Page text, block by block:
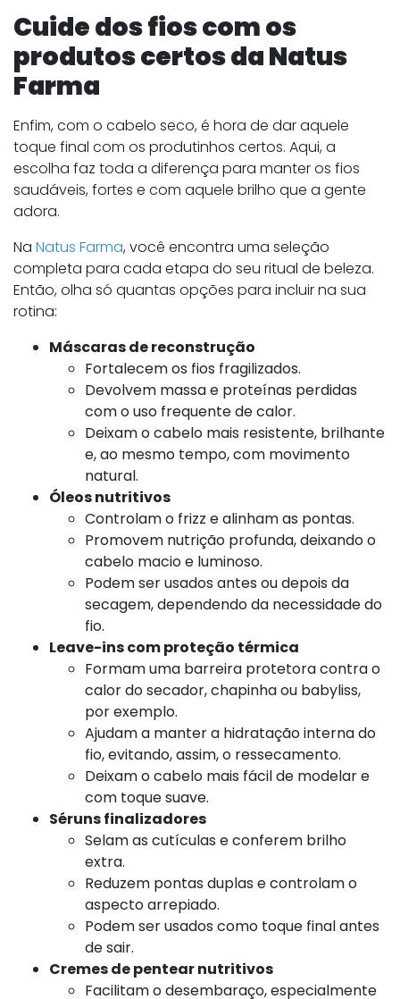
Cuide dos fios com os
produtos certos da Natus
Farma
Enfim, com o cabelo seco, é hora de dar aquele
toque final com os produtinhos certos. Aqui, a
escolha faz toda a diferença para manter os fios
saudáveis, fortes e com aquele brilho que a gente
adora.
Na Natus Farma, você encontra uma seleção
completa para cada etapa do seu ritual de beleza.
Então, olha só quantas opções para incluir na sua
rotina:
Máscaras de reconstrução
Fortalecem os fios fragilizados.
Devolvem massa e proteínas perdidas
com o uso frequente de calor.
Deixam o cabelo mais resistente, brilhante
e, ao mesmo tempo, com movimento
natural.
Óleos nutritivos
Controlam o frizz e alinham as pontas.
Promovem nutrição profunda, deixando o
cabelo macio e luminoso.
Podem ser usados antes ou depois da
secagem, dependendo da necessidade do
fio.
Leave-ins com proteção térmica
Formam uma barreira protetora contra o
calor do secador, chapinha ou babyliss,
por exemplo.
Ajudam a manter a hidratação interna do
fio, evitando, assim, o ressecamento.
Deixam o cabelo mais fácil de modelar e
com toque suave.
Séruns finalizadores
Selam as cutículas e conferem brilho
extra.
Reduzem pontas duplas e controlam o
aspecto arrepiado.
Podem ser usados como toque final antes
de sair.
Cremes de pentear nutritivos
Facilitam o desembaraço, especialmente